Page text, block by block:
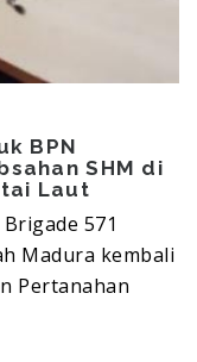
BPN
SHM di
Laut
571
Madura kembali
Pertanahan